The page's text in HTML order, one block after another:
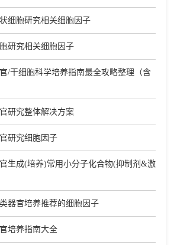
细胞研究相关细胞因子
研究相关细胞因子
/干细胞科学培养指南最全攻略整理（含
研究整体解决方案
研究细胞因子
生成(培养)常用小分子化合物(抑制剂&激
器官培养推荐的细胞因子
培养指南大全